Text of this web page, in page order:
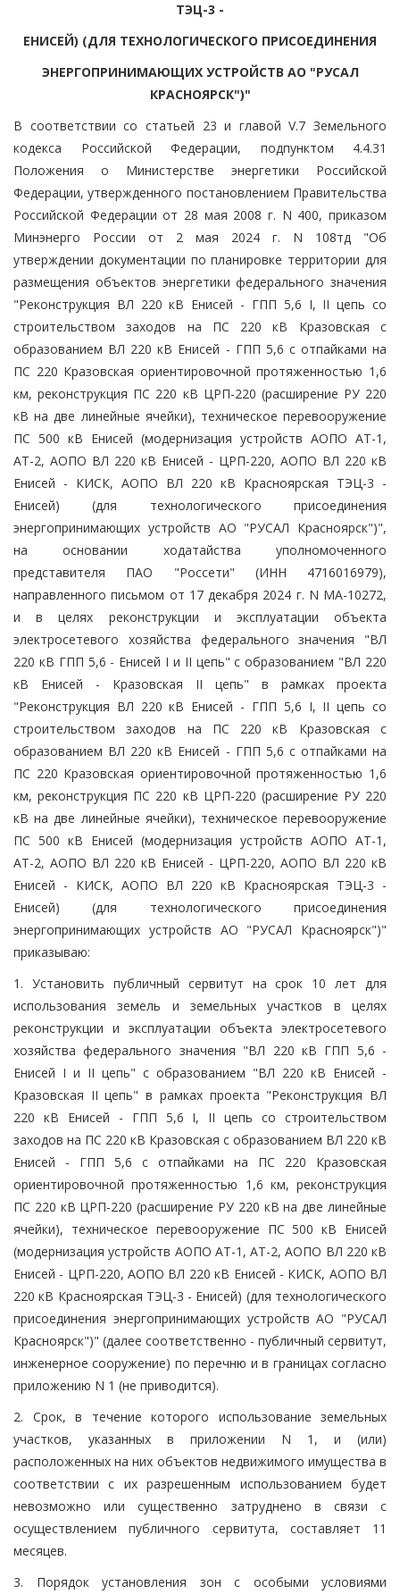
ТЭЦ-3 -
ЕНИСЕЙ) (ДЛЯ ТЕХНОЛОГИЧЕСКОГО ПРИСОЕДИНЕНИЯ
ЭНЕРГОПРИНИМАЮЩИХ УСТРОЙСТВ АО "РУСАЛ
КРАСНОЯРСК")"
В соответствии со статьей 23 и главой V.7 Земельного
кодекса Российской Федерации, подпунктом 4.4.31
Положения о Министерстве энергетики Российской
Федерации, утвержденного постановлением Правительства
Российской Федерации от 28 мая 2008 г. N 400, приказом
Минэнерго России от 2 мая 2024 г. N 108тд "Об
утверждении документации по планировке территории для
размещения объектов энергетики федерального значения
"Реконструкция ВЛ 220 кВ Енисей - ГПП 5,6 I, II цепь со
строительством заходов на ПС 220 кВ Кразовская с
образованием ВЛ 220 кВ Енисей - ГПП 5,6 с отпайками на
ПС 220 Кразовская ориентировочной протяженностью 1,6
км, реконструкция ПС 220 кВ ЦРП-220 (расширение РУ 220
кВ на две линейные ячейки), техническое перевооружение
ПС 500 кВ Енисей (модернизация устройств АОПО АТ-1,
АТ-2, АОПО ВЛ 220 кВ Енисей - ЦРП-220, АОПО ВЛ 220 кВ
Енисей - КИСК, АОПО ВЛ 220 кВ Красноярская ТЭЦ-3 -
Енисей) (для технологического присоединения
энергопринимающих устройств АО "РУСАЛ Красноярск")",
на основании ходатайства уполномоченного
представителя ПАО "Россети" (ИНН 4716016979),
направленного письмом от 17 декабря 2024 г. N МА-10272,
и в целях реконструкции и эксплуатации объекта
электросетевого хозяйства федерального значения "ВЛ
220 кВ ГПП 5,6 - Енисей I и II цепь" с образованием "ВЛ 220
кВ Енисей - Кразовская II цепь" в рамках проекта
"Реконструкция ВЛ 220 кВ Енисей - ГПП 5,6 I, II цепь со
строительством заходов на ПС 220 кВ Кразовская с
образованием ВЛ 220 кВ Енисей - ГПП 5,6 с отпайками на
ПС 220 Кразовская ориентировочной протяженностью 1,6
км, реконструкция ПС 220 кВ ЦРП-220 (расширение РУ 220
кВ на две линейные ячейки), техническое перевооружение
ПС 500 кВ Енисей (модернизация устройств АОПО АТ-1,
АТ-2, АОПО ВЛ 220 кВ Енисей - ЦРП-220, АОПО ВЛ 220 кВ
Енисей - КИСК, АОПО ВЛ 220 кВ Красноярская ТЭЦ-3 -
Енисей) (для технологического присоединения
энергопринимающих устройств АО "РУСАЛ Красноярск")"
приказываю:
1. Установить публичный сервитут на срок 10 лет для
использования земель и земельных участков в целях
реконструкции и эксплуатации объекта электросетевого
хозяйства федерального значения "ВЛ 220 кВ ГПП 5,6 -
Енисей I и II цепь" с образованием "ВЛ 220 кВ Енисей -
Кразовская II цепь" в рамках проекта "Реконструкция ВЛ
220 кВ Енисей - ГПП 5,6 I, II цепь со строительством
заходов на ПС 220 кВ Кразовская с образованием ВЛ 220 кВ
Енисей - ГПП 5,6 с отпайками на ПС 220 Кразовская
ориентировочной протяженностью 1,6 км, реконструкция
ПС 220 кВ ЦРП-220 (расширение РУ 220 кВ на две линейные
ячейки), техническое перевооружение ПС 500 кВ Енисей
(модернизация устройств АОПО АТ-1, АТ-2, АОПО ВЛ 220 кВ
Енисей - ЦРП-220, АОПО ВЛ 220 кВ Енисей - КИСК, АОПО ВЛ
220 кВ Красноярская ТЭЦ-3 - Енисей) (для технологического
присоединения энергопринимающих устройств АО "РУСАЛ
Красноярск")" (далее соответственно - публичный сервитут,
инженерное сооружение) по перечню и в границах согласно
приложению N 1 (не приводится).
2. Срок, в течение которого использование земельных
участков, указанных в приложении N 1, и (или)
расположенных на них объектов недвижимого имущества в
соответствии с их разрешенным использованием будет
невозможно или существенно затруднено в связи с
осуществлением публичного сервитута, составляет 11
месяцев.
3. Порядок установления зон с особыми условиями